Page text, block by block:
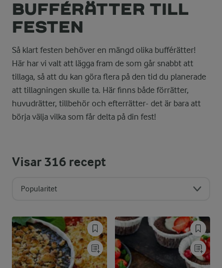
BUFFÉRÄTTER TILL
FESTEN
Så klart festen behöver en mängd olika bufférätter!
Här har vi valt att lägga fram de som går snabbt att
tillaga, så att du kan göra flera på den tid du planerade
att tillagningen skulle ta. Här finns både förrätter,
huvudrätter, tillbehör och efterrätter- det är bara att
börja välja vilka som får delta på din fest!
Visar316 recept
Popularitet